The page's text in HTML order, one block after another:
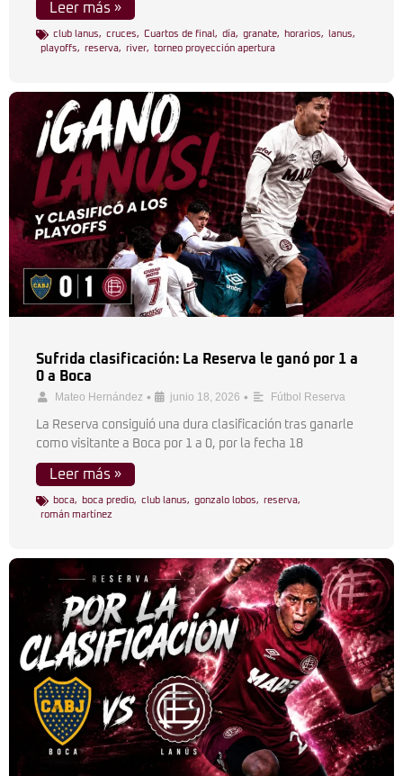
Leer más »
club lanus, cruces, Cuartos de final , día, granate, horarios, lanus,
playoffs, reserva, river, torneo proyección apertura
Sufrida clasificación: La Reserva le ganó por 1 a
0 a Boca
Mateo Hernández • junio 18, 2026 • Fútbol Reserva
La Reserva consiguió una dura clasificación tras ganarle
como visitante a Boca por 1 a 0, por la fecha 18
Leer más »
boca, boca predio, club lanus, gonzalo lobos, reserva,
román martínez